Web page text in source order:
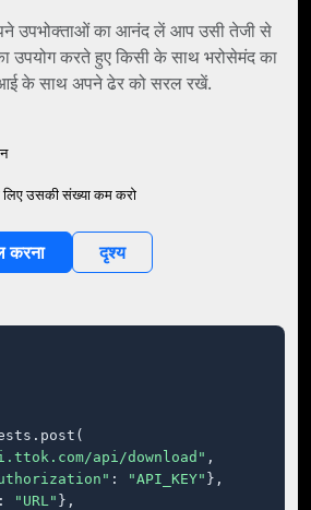
उपभोक्ताओं का आनंद लें आप उसी तेजी से
उपयोग करते हुए किसी के साथ भरोसेमंद का
के साथ अपने ढेर को सरल रखें.
उसकी संख्या कम करो
करना दृश्य
api/download" ,
: "API_KEY" },
: "URL" },